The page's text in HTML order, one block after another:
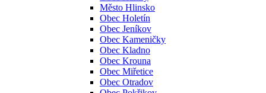
Město Hlinsko
Obec Holetín
Obec Jeníkov
Obec Kameničky
Obec Kladno
Obec Krouna
Obec Miřetice
Obec Otradov